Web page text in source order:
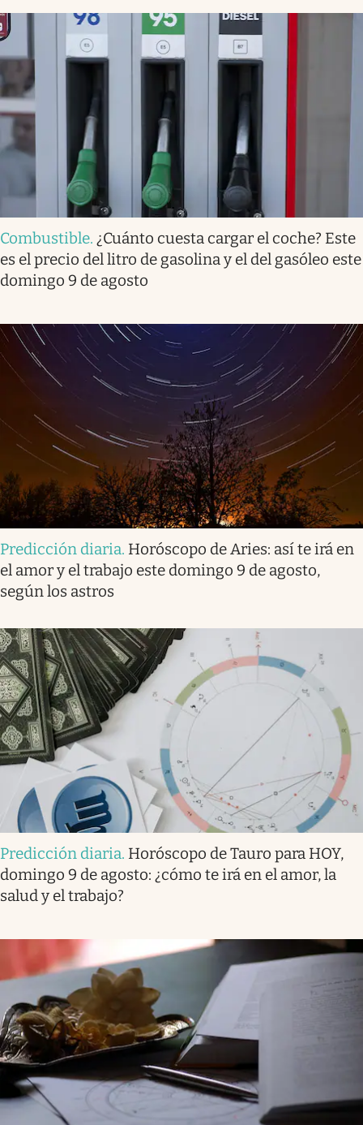
Combustible. ¿Cuánto cuesta cargar el coche? Este
es el precio del litro de gasolina y el del gasóleo este
domingo 9 de agosto
Predicción diaria. Horóscopo de Aries: así te irá en
el amor y el trabajo este domingo 9 de agosto,
según los astros
Predicción diaria. Horóscopo de Tauro para HOY,
domingo 9 de agosto: ¿cómo te irá en el amor, la
salud y el trabajo?